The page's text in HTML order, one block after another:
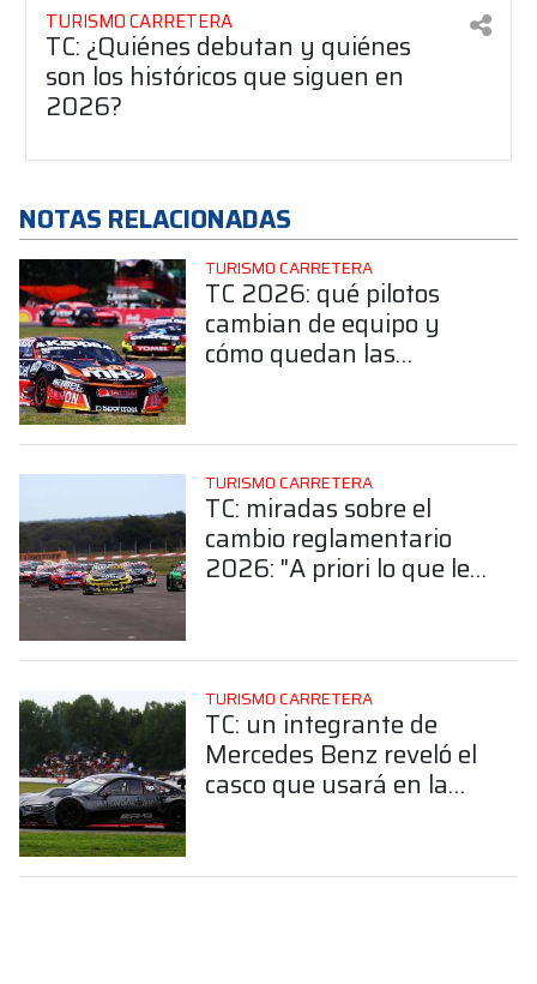
TURISMO CARRETERA
TC: ¿Quiénes debutan y quiénes
son los históricos que siguen en
2026?
NOTAS RELACIONADAS
TURISMO CARRETERA
TC 2026: qué pilotos
cambian de equipo y
cómo quedan las
TURISMO CARRETERA
TC: miradas sobre el
cambio reglamentario
2026: "A priori lo que le
TURISMO CARRETERA
TC: un integrante de
Mercedes Benz reveló el
casco que usará en la